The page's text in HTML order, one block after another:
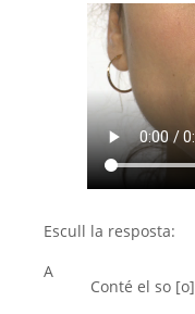
Escull la resposta:
A
Conté el so [o]